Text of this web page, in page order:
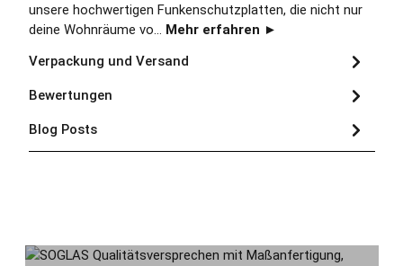
unsere hochwertigen Funkenschutzplatten, die nicht nur
deine Wohnräume vo… Mehr erfahren ►
Verpackung und Versand
Bewertungen
Blog Posts